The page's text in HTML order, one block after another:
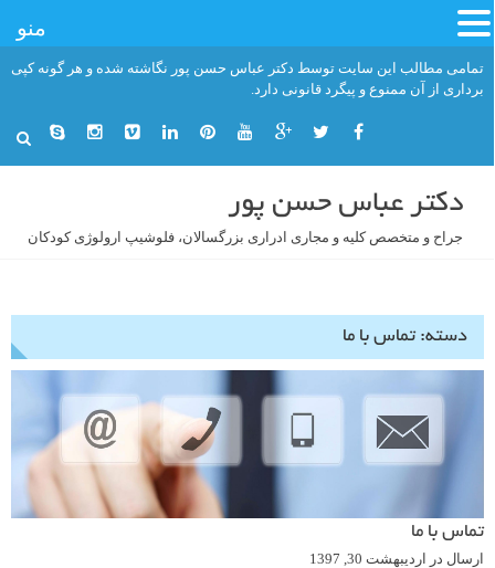
تمامی مطالب این سایت توسط دکتر عباس حسن پور نگاشته شده و هر گونه کپی
برداری از آن ممنوع و پیگرد قانونی دارد.
دکتر عباس حسن پور
جراح و متخصص کلیه و مجاری ادراری بزرگسالان، فلوشیپ ارولوژی کودکان
دسته: تماس با ما
تماس با ما
ارسال در اردیبهشت 30, 1397
منو